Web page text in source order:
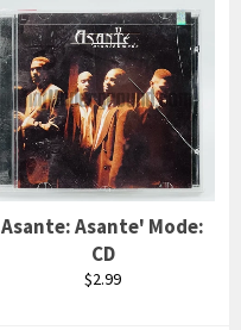
Asante: Asante' Mode:
CD
Prix
$2.99